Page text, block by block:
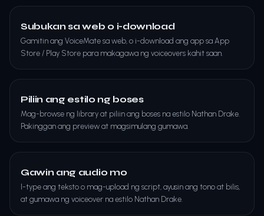
Subukan sa web o i-download
Gamitin ang VoiceMate sa web, o i-download ang app sa App
Store / Play Store para makagawa ng voiceovers kahit saan.
Piliin ang estilo ng boses
Mag-browse ng library at piliin ang boses na estilo Nathan Drake.
Pakinggan ang preview at magsimulang gumawa.
Gawin ang audio mo
I-type ang teksto o mag-upload ng script, ayusin ang tono at bilis,
at gumawa ng voiceover na estilo Nathan Drake.